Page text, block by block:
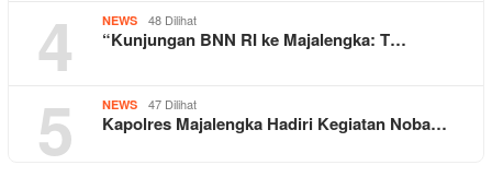
4 NEWS 48 Dilihat
“Kunjungan BNN RI ke Majalengka: T…
5 NEWS 47 Dilihat
Kapolres Majalengka Hadiri Kegiatan Noba…